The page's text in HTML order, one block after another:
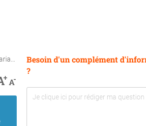
?
+A-
Besoin d'un complément
?